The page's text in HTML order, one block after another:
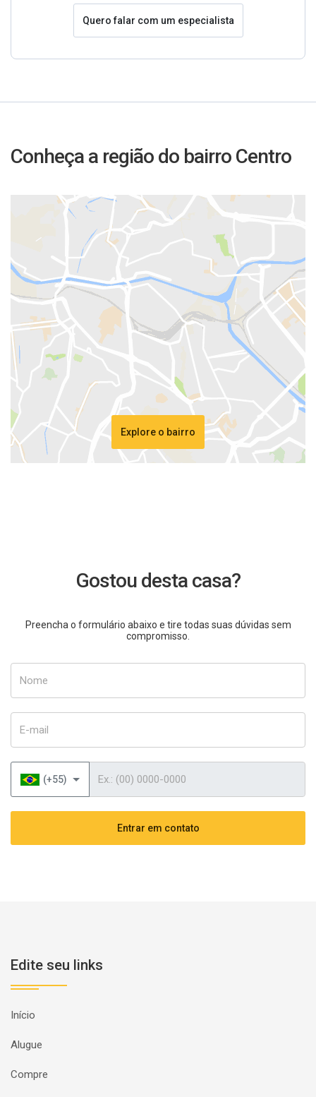
Quero falar com um especialista
Conheça a região do bairro Centro
Explore o bairro
Gostou desta casa?
Preencha o formulário abaixo e tire todas suas dúvidas sem
compromisso.
(+55)
Entrar em contato
Edite seu links
Início
Alugue
Compre